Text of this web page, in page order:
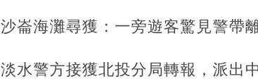
沙崙海灘尋獲：一旁遊客驚見警帶
淡水警方接獲北投分局轉報，派出